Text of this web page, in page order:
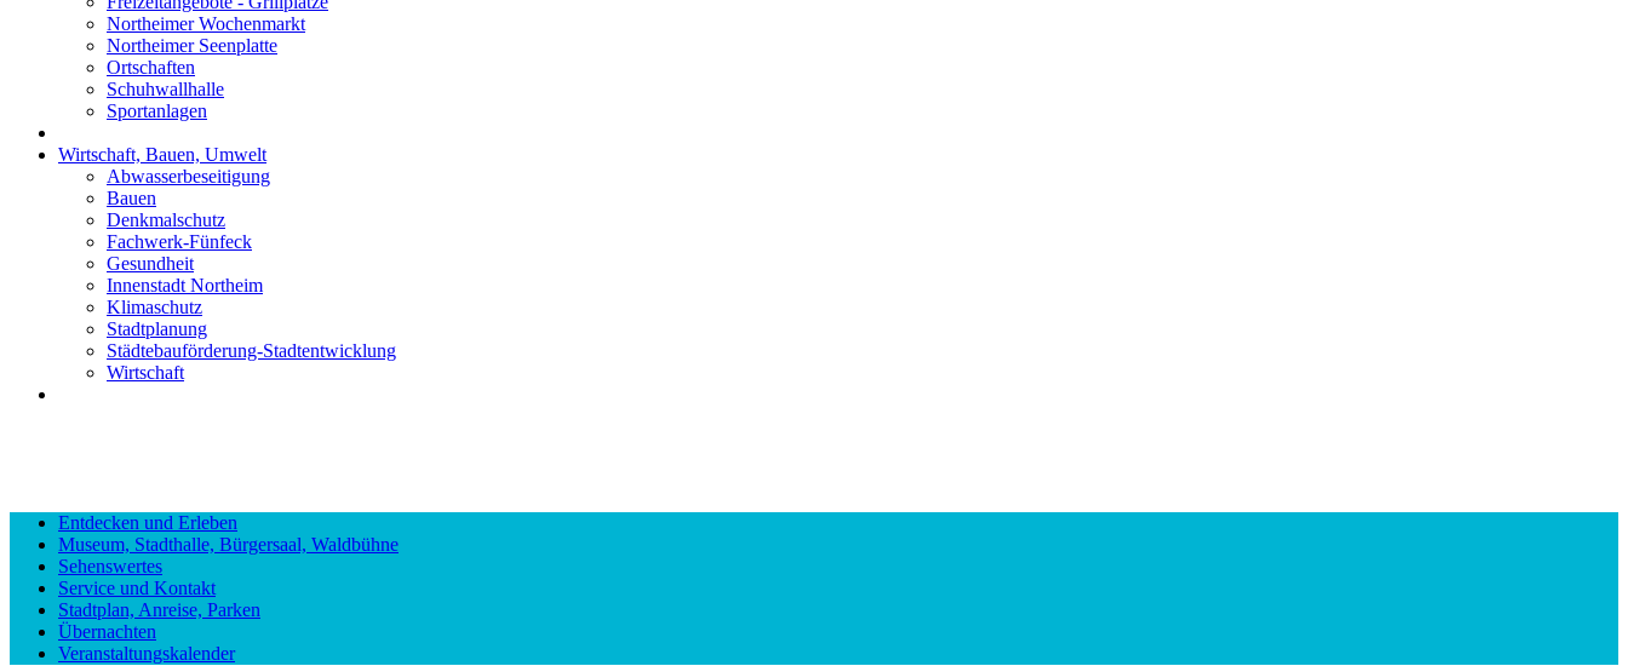
Northeimer Wochenmarkt
Northeimer Seenplatte
Ortschaften
Schuhwallhalle
Sportanlagen
Wirtschaft, Bauen, Umwelt
Abwasserbeseitigung
Bauen
Denkmalschutz
Fachwerk-Fünfeck
Gesundheit
Innenstadt Northeim
Klimaschutz
Stadtplanung
Städtebauförderung-Stadtentwicklung
Wirtschaft
Entdecken und Erleben
Museum, Stadthalle, Bürgersaal, Waldbühne
Sehenswertes
Service und Kontakt
Stadtplan, Anreise, Parken
Übernachten
Veranstaltungskalender